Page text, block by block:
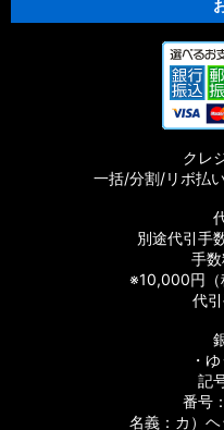
クレ
一括/分割/リボ払
別途代引手
手
※10,000円（
代引
・
記
番号
名義：カ）